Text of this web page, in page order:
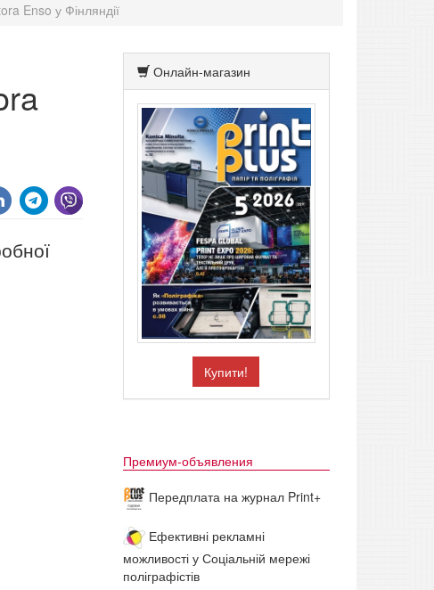
Enso у Фінляндії
Онлайн-магазин
Купити!
Премиум-объявления
Передплата на журнал Print+
Ефективні рекламні
можливості у Соціальній мережі
поліграфістів